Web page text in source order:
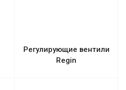
Регулирующие вентили
Regin